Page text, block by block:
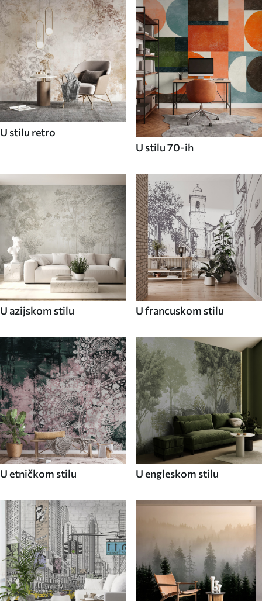
U stilu retro
U stilu 70-ih
U azijskom stilu U francuskom stilu
U etničkom stilu U engleskom stilu